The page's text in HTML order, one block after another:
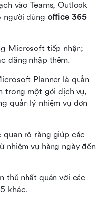
vào Teams, Outlook
người dùng office 365
Microsoft tiếp nhận;
đăng nhập thêm.
Planner là quản
trong một gói dịch vụ,
quản lý nhiệm vụ đơn
quan rõ ràng giúp các
nhiệm vụ hàng ngày đến
thủ nhất quán với các
khác.